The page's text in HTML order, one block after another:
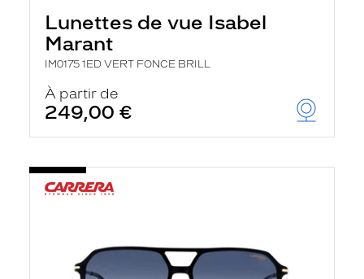
Lunettes de vue Isabel
Marant
IM0175 1ED VERT FONCE BRILL
À partir de
249,00 €